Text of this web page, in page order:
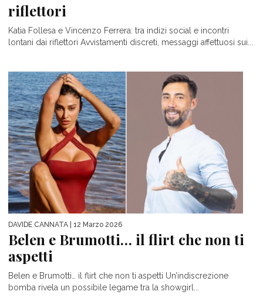
riflettori
Katia Follesa e Vincenzo Ferrera: tra indizi social e incontri
lontani dai riflettori Avvistamenti discreti, messaggi affettuosi sui...
DAVIDE CANNATA | 12 Marzo 2026
Belen e Brumotti… il flirt che non ti
aspetti
Belen e Brumotti… il flirt che non ti aspetti Un’indiscrezione
bomba rivela un possibile legame tra la showgirl...